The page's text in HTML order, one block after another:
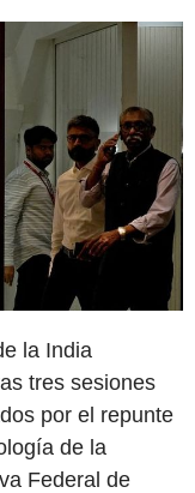
la India
tres sesiones
por el repunte
de la
Federal de